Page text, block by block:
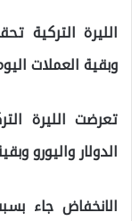
الليرة التركية
وبقية العملات
تعرضت الليرة
الدولار واليورو
الانخفاض جاء